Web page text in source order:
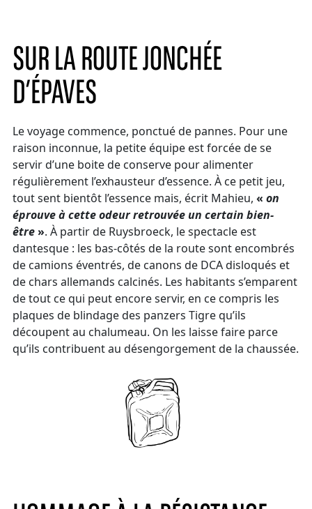
SUR LA ROUTE JONCHÉE
D’ÉPAVES
Le voyage commence, ponctué de pannes. Pour une
raison inconnue, la petite équipe est forcée de se
servir d’une boite de conserve pour alimenter
régulièrement l’exhausteur d’essence. À ce petit jeu,
tout sent bientôt l’essence mais, écrit Mahieu, « on
éprouve à cette odeur retrouvée un certain bien-
être». À partir de Ruysbroeck, le spectacle est
dantesque : les bas-côtés de la route sont encombrés
de camions éventrés, de canons de DCA disloqués et
de chars allemands calcinés. Les habitants s’emparent
de tout ce qui peut encore servir, en ce compris les
plaques de blindage des panzers Tigre qu’ils
découpent au chalumeau. On les laisse faire parce
qu’ils contribuent au désengorgement de la chaussée.